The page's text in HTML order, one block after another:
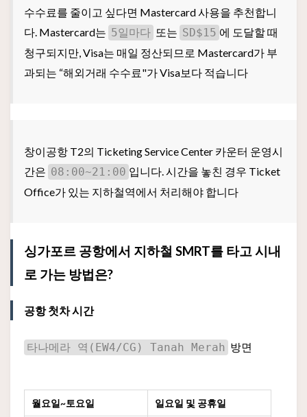
수수료를 줄이고 싶다면 Mastercard 사용을 추천합니
다. Mastercard는 5일마다 또는 SD$15 에 도달할 때
청구되지만, Visa는 매일 정산되므로 Mastercard가 부
과되는 “해외거래 수수료"가 Visa보다 적습니다
창이공항 T2의 Ticketing Service Center 카운터 운영시
간은 08:00~21:00 입니다. 시간을 놓친 경우 Ticket
Office가 있는 지하철역에서 처리해야 합니다
싱가포르 공항에서 지하철 SMRT를 타고 시내
로 가는 방법은?
공항 첫차 시간
타나메라 역(EW4/CG) Tanah Merah 방면
월요일~토요일 일요일 및 공휴일